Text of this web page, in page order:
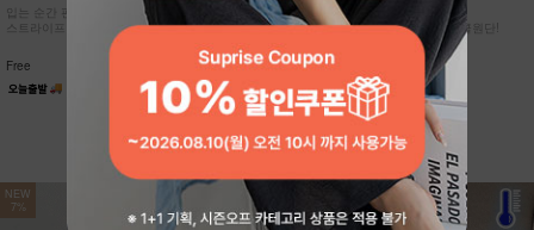
입는 순간 편안함이 달라지는 캡내장
스트라이프 홈웨어 SET
Free
[ 답답한ZERO! 시스루 원단! ]
[55-99] 은은하게 반짝이는 고급링클원단!
Free
NEW
7%